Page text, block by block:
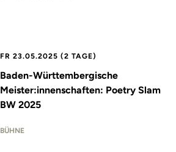
FR 23.05.2025 (2 TAGE)
Baden-Württembergische
Meister:innenschaften: Poetry Slam
BW 2025
BÜHNE